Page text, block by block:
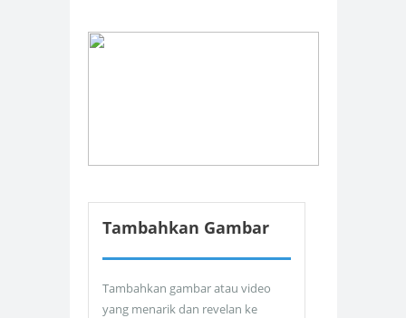
Tambahkan Gambar
Tambahkan gambar atau video
yang menarik dan revelan ke